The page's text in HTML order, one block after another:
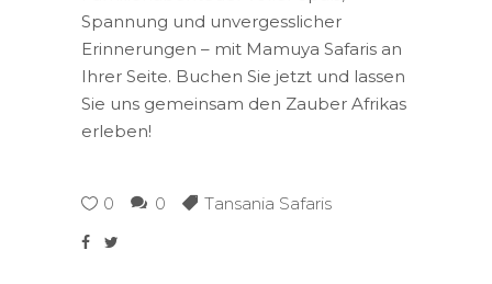
Spannung und unvergesslicher
Erinnerungen – mit Mamuya Safaris an
Ihrer Seite. Buchen Sie jetzt und lassen
Sie uns gemeinsam den Zauber Afrikas
erleben!
0 0 Tansania Safaris